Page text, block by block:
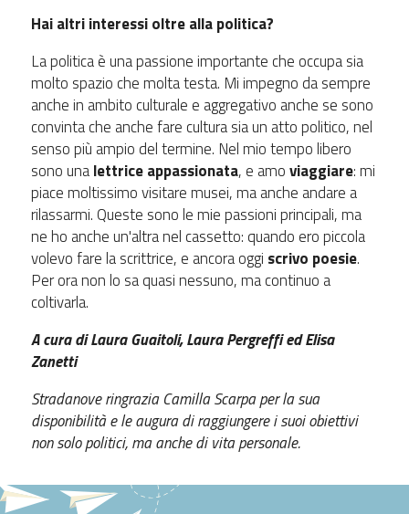
Hai altri interessi oltre alla politica?
La politica è una passione importante che occupa sia
molto spazio che molta testa. Mi impegno da sempre
anche in ambito culturale e aggregativo anche se sono
convinta che anche fare cultura sia un atto politico, nel
senso più ampio del termine. Nel mio tempo libero
sono unalettrice appassionata, e amoviaggiare: mi
piace moltissimo visitare musei, ma anche andare a
rilassarmi. Queste sono le mie passioni principali, ma
ne ho anche un'altra nel cassetto: quando ero piccola
volevo fare la scrittrice, e ancora oggi scrivo poesie.
Per ora non lo sa quasi nessuno, ma continuo a
coltivarla.
A cura di Laura Guaitoli, Laura Pergreffi ed Elisa
Zanetti
Stradanove ringrazia Camilla Scarpa per la sua
disponibilità e le augura di raggiungere i suoi obiettivi
non solo politici, ma anche di vita personale.